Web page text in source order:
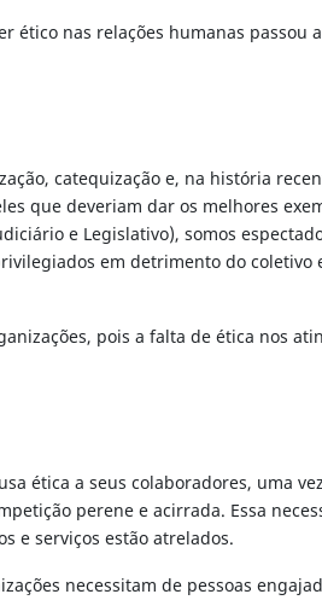
ético nas relações humanas
catequização e, na história
que deveriam dar os melhores
e Legislativo), somos
em detrimento do coletivo
pois a falta de ética nos
ética a seus colaboradores, uma
perene e acirrada. Essa
e serviços estão atrelados.
necessitam de pessoas